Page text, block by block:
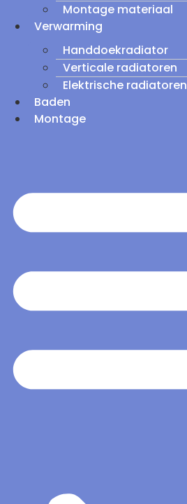
Montage materiaal
Verwarming
Handdoekradiator
Verticale radiatoren
Elektrische radiatoren
Baden
Montage